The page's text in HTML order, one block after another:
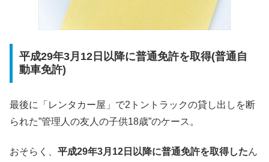
平成29年3月12日以降に普通免許を取得(普通自
動車免許)
最後に「レンタカー屋」で2トントラックの貸し出しを断
られた”管理人の友人の子供18歳”のケース。
おそらく、 平成29年3月12日以降に普通免許を取得したん